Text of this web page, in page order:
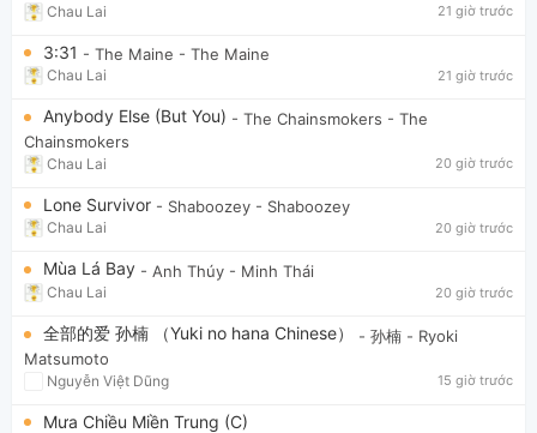
Chau Lai 21 giờ trước
3:31 - The Maine - The Maine
Chau Lai 21 giờ trước
Anybody Else (But You) - The Chainsmokers - The
Chainsmokers
Chau Lai 20 giờ trước
Lone Survivor - Shaboozey - Shaboozey
Chau Lai 20 giờ trước
Mùa Lá Bay - Anh Thúy - Minh Thái
Chau Lai 20 giờ trước
全部的爱 孙楠 （Yuki no hana Chinese） - 孙楠 - Ryoki
Matsumoto
Nguyễn Việt Dũng 15 giờ trước
Mưa Chiều Miền Trung (C)